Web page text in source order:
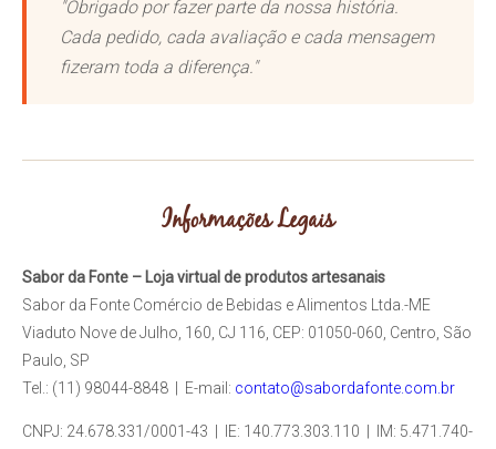
"Obrigado por fazer parte da nossa história.
Cada pedido, cada avaliação e cada mensagem
fizeram toda a diferença."
Informações Legais
Sabor da Fonte – Loja virtual de produtos artesanais
Sabor da Fonte Comércio de Bebidas e Alimentos Ltda.-ME
Viaduto Nove de Julho, 160, CJ 116, CEP: 01050-060, Centro, São
Paulo, SP
Tel.: (11) 98044-8848 | E-mail: contato@sabordafonte.com.br
CNPJ: 24.678.331/0001-43 | IE: 140.773.303.110 | IM: 5.471.740-